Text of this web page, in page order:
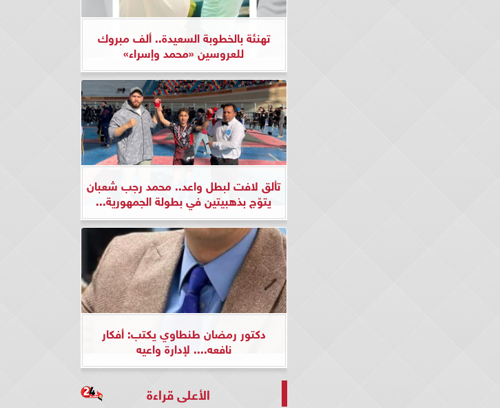
تهنئة بالخطوبة السعيدة.. ألف مبروك
للعروسين «محمد وإسراء»
تألق لافت لبطل واعد.. محمد رجب شعبان
يتوّج بذهبيتين في بطولة الجمهورية...
دكتور رمضان طنطاوي يكتب: أفكار
نافعه.... لإدارة واعيه
الأعلى قراءة